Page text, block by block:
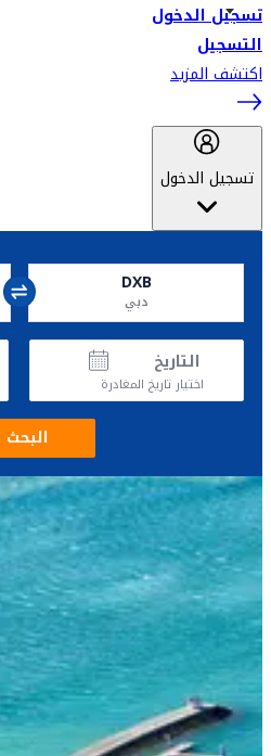
تسجيل الدخول
التسجيل
اكتشف المزيد
تسجيل الدخول
DXB
دبي
التاريخ
اختيار تاريخ المغادرة
البحث